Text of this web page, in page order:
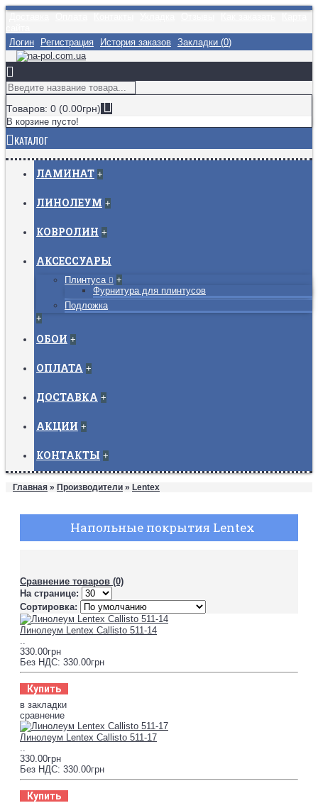
Логин
Регистрация История заказов Закладки (0)
Товаров: 0 (0.00грн)
В корзине пусто!
КАТАЛОГ
ЛАМИНАТ +
ЛИНОЛЕУМ +
КОВРОЛИН +
АКСЕССУАРЫ
Плинтуса
+
Фурнитура для плинтусов
Подложка
+
ОБОИ +
ОПЛАТА +
ДОСТАВКА +
АКЦИИ +
КОНТАКТЫ +
Главная » Производители » Lentex
Напольные покрытия Lentex
Сравнение товаров (0)
На странице:
Сортировка:
Линолеум Lentex Callisto 511-14
330.00грн
Без НДС: 330.00грн
Купить
в закладки
сравнение
Линолеум Lentex Callisto 511-17
330.00грн
Без НДС: 330.00грн
Купить